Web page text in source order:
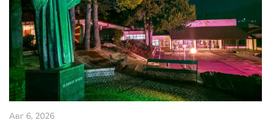
Авг 6, 2026